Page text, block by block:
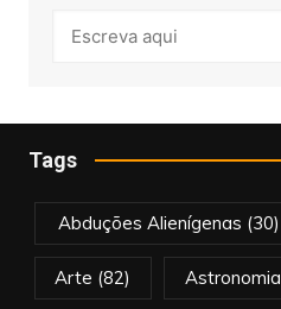
Tags
Abduções Alienígenas (30)
Arte (82) Astronomia